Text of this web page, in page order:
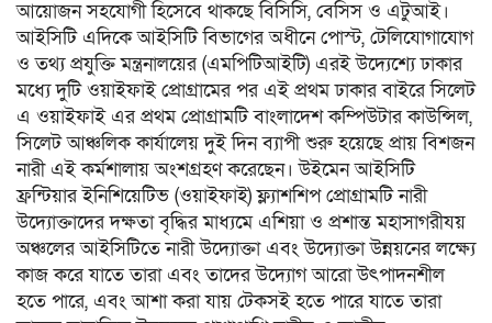
আয়োজন সহযোগী হিসেবে থাকছে বিসিসি, বেসিস ও এটুআই।
আইসিটি এদিকে আইসিটি বিভাগের অধীনে পোস্ট, টেলিযোগাযোগ
ও তথ্য প্রযুক্তি মন্ত্রনালয়ের (এমপিটিআইটি) এরই উদ্যেশ্যে ঢাকার
মধ্যে দুটি ওয়াইফাই প্রোগ্রামের পর এই প্রথম ঢাকার বাইরে সিলেট
এ ওয়াইফাই এর প্রথম প্রোগ্রামটি বাংলাদেশ কম্পিউটার কাউন্সিল,
সিলেট আঞ্চলিক কার্যালেয় দুই দিন ব্যাপী শুরু হয়েছে প্রায় বিশজন
নারী এই কর্মশালায় অংশগ্রহণ করেছেন। উইমেন আইসিটি
ফ্রন্টিয়ার ইনিশিয়েটিভ (ওয়াইফাই) ফ্ল্যাশশিপ প্রোগ্রামটি নারী
উদ্যোক্তাদের দক্ষতা বৃদ্ধির মাধ্যমে এশিয়া ও প্রশান্ত মহাসাগরীযয়
অঞ্চলের আইসিটিতে নারী উদ্যোক্তা এবং উদ্যোক্তা উন্নয়নের লক্ষ্যে
কাজ করে যাতে তারা এবং তাদের উদ্যোগ আরো উৎপাদনশীল
হতে পারে, এবং আশা করা যায় টেকসই হতে পারে যাতে তারা